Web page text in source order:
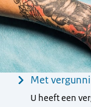
MenuMet
U heeft een